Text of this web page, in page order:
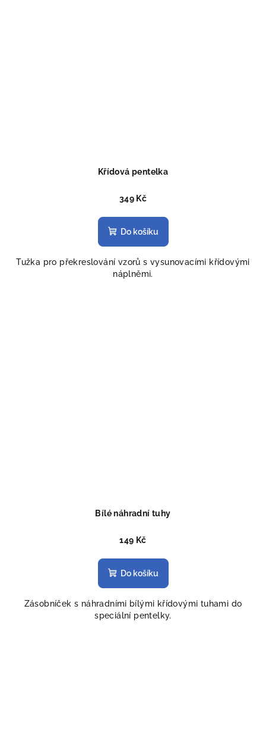
Křídová pentelka
349 Kč
Do košíku
Tužka pro překreslování vzorů s vysunovacími křídovými
náplněmi.
Bílé náhradní tuhy
149 Kč
Do košíku
Zásobníček s náhradními bílými křídovými tuhami do
speciální pentelky.